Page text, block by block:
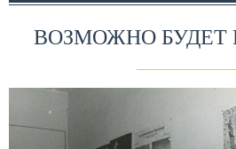
ВОЗМОЖНО БУДЕТ